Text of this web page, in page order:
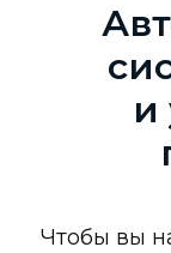
и
Чтобы вы